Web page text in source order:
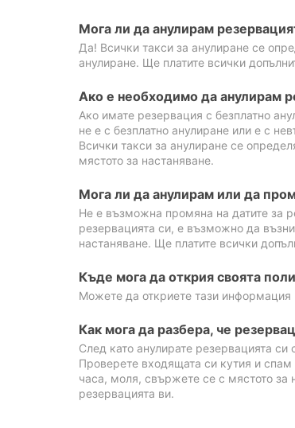
Мога ли да анулирам
Да! Всички такси за анулиране се
анулиране. Ще платите всички
Ако е необходимо да анулирам
Ако имате резервация с безплатно
не е с безплатно анулиране или е с
Всички такси за анулиране се
мястото за настаняване.
Мога ли да анулирам или да
Не е възможна промяна на датите за
резервацията си, е възможно да
настаняване. Ще платите всички
Къде мога да открия своята
Можете да откриете тази
Как мога да разбера, че
След като анулирате резервацията
Проверете входящата си кутия и
часа, моля, свържете се с мястото за
резервацията ви.